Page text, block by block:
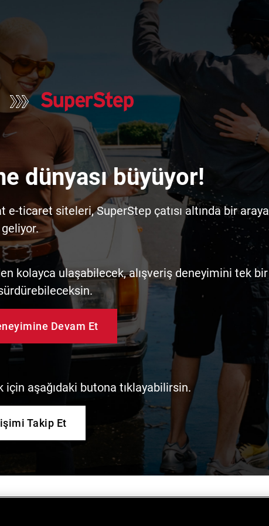
dünyası büyüyor!
ticaret siteleri, SuperStep çatısı altında bir araya
geliyor.
kolayca ulaşabilecek, alışveriş deneyimini tek bir
Devam Et
aşağıdaki butona tıklayabilirsin.
Takip Et